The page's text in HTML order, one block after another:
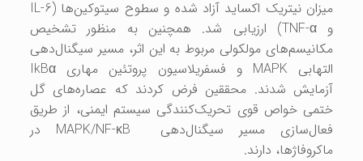
میزان نیتریک اکساید آزاد شده و سطوح سیتوکین‌ها (IL-6
وTNF-α) ارزیابی شد. همچنین به منظور تشخیص
مکانیسم‌های مولکولی مربوط به این اثر، مسیر سیگنال‌دهی
التهابی MAPK و فسفریلاسیون پروتئین مهاریIkBα
آزمایش شدند. محققین فرض کردند که عصاره‌های گل
ختمی خواص قوی تحریک‌کنندگی سیستم ایمنی، از طریق
فعال‌سازی مسیر سیگنال‌دهی
MAPK/NF-κB در
ماکروفاژها، دارند.